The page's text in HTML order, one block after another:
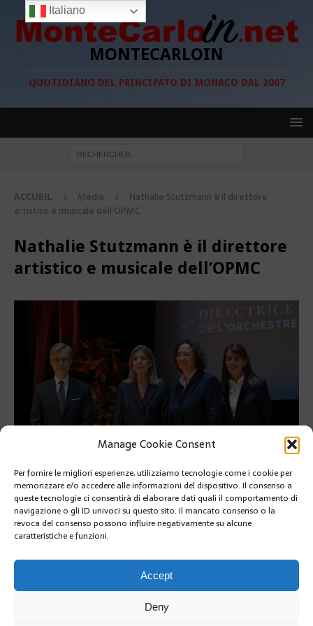
Manage Cookie Consent
Per fornire le migliori esperienze, utilizziamo tecnologie come i cookie per
memorizzare e/o accedere alle informazioni del dispositivo. Il consenso a
queste tecnologie ci consentirà di elaborare dati quali il comportamento di
navigazione o gli ID univoci su questo sito. Il mancato consenso o la
revoca del consenso possono influire negativamente su alcune
caratteristiche e funzioni.
Accept
Deny
MONTECARLOIN
QUOTIDIANO DEL PRINCIPATO DI MONACO DAL 2007
ACCUEIL Média
Nathalie Stutzmann è il direttore
artistico e musicale dell’OPMC
Nathalie Stutzmann è il direttore
artistico e musicale dell’OPMC
Nathalie Stutzmann è il direttore artistico e musicale dell’OPMC
Nathalie Stutzmann è il direttore artistico e musicale
dell’OPMC
Italiano